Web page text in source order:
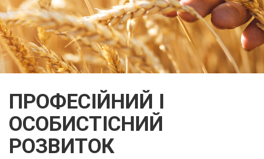
КОНТАКТИ
ЗВ'ЯЗАТИСЯ
ПРОФЕСІЙНИЙ І
ОСОБИСТІСНИЙ
РОЗВИТОК